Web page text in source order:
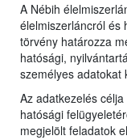
A Nébih
élelmiszerláncról és
törvény határozza
hatósági,
személyes adatokat
Az adatkezelés
hatósági
megjelölt feladatok